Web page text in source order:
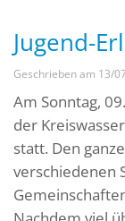
Jugend-
Geschrieben am 13/
Am Sonntag,
der
statt. Den
verschiedenen